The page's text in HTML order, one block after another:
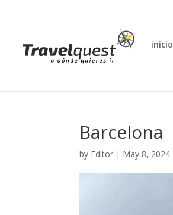
inicio
Barcelona
by Editor | May 8, 2024